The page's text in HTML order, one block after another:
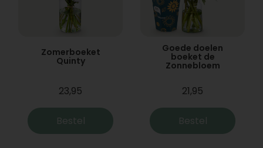
Zomerboeket
Quinty
23,95
Bestel
Goede doelen
boeket de
Zonnebloem
21,95
Bestel